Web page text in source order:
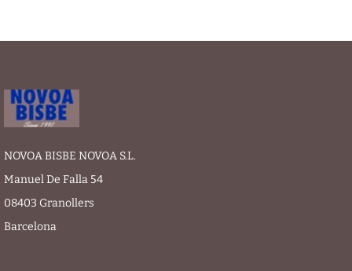
NOVOA BISBE NOVOA S.L.
Manuel De Falla 54
08403 Granollers
Barcelona